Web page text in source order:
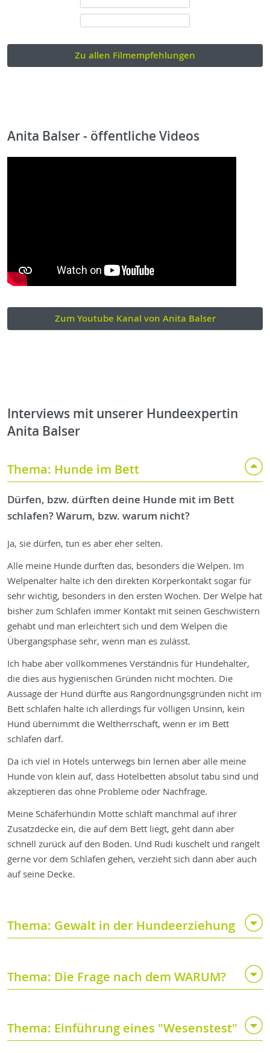
Zu allen Filmempfehlungen
Anita Balser - öffentliche Videos
Zum Youtube Kanal von Anita Balser
Interviews mit unserer Hundeexpertin
Anita Balser
Thema: Hunde im Bett
Dürfen, bzw. dürften deine Hunde mit im Bett
schlafen? Warum, bzw. warum nicht?
Ja, sie dürfen, tun es aber eher selten.
Alle meine Hunde durften das, besonders die Welpen. Im
Welpenalter halte ich den direkten Körperkontakt sogar für
sehr wichtig, besonders in den ersten Wochen. Der Welpe hat
bisher zum Schlafen immer Kontakt mit seinen Geschwistern
gehabt und man erleichtert sich und dem Welpen die
Übergangsphase sehr, wenn man es zulässt.
Ich habe aber vollkommenes Verständnis für Hundehalter,
die dies aus hygienischen Gründen nicht möchten. Die
Aussage der Hund dürfte aus Rangordnungsgründen nicht im
Bett schlafen halte ich allerdings für völligen Unsinn, kein
Hund übernimmt die Weltherrschaft, wenn er im Bett
schlafen darf.
Da ich viel in Hotels unterwegs bin lernen aber alle meine
Hunde von klein auf, dass Hotelbetten absolut tabu sind und
akzeptieren das ohne Probleme oder Nachfrage.
Meine Schäferhündin Motte schläft manchmal auf ihrer
Zusatzdecke ein, die auf dem Bett liegt, geht dann aber
schnell zurück auf den Boden. Und Rudi kuschelt und rangelt
gerne vor dem Schlafen gehen, verzieht sich dann aber auch
auf seine Decke.
Thema: Gewalt in der Hundeerziehung
Thema: Die Frage nach dem WARUM?
Thema: Einführung eines "Wesenstest"